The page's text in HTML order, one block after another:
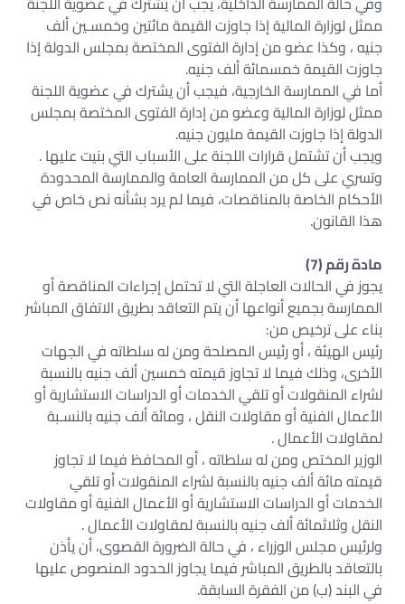
ممثل لوزارة المالية إذا جاوزت القيمة مائتين وخمسـين ألف
جنيه ، وكذا عضو من إدارة الفتوى المختصة بمجلس الدولة إذا
جاوزت القيمة خمسمائة ألف جنيه.
أما في الممارسة الخارجية، فيجب أن يشترك في عضوية اللجنة
ممثل لوزارة المالية وعضو من إدارة الفتوى المختصة بمجلس
الدولة إذا جاوزت القيمة مليون جنيه.
ويجب أن تشتمل قرارات اللجنة على الأسباب التي بنيت عليها .
وتسري على كل من الممارسة العامة والممارسة المحدودة
الأحكام الخاصة بالمناقصات، فيما لم يرد بشأنه نص خاص في
هذا القانون.
مادة رقم (7)
يجوز في الحالات العاجلة التي لا تحتمل إجراءات المناقصة أو
الممارسة بجميع أنواعها أن يتم التعاقد بطريق الاتفاق المباشر
بناء على ترخيص من:
رئيس الهيئة ، أو رئيس المصلحة ومن له سلطاته في الجهات
الأخرى، وذلك فيما لا تجاوز قيمته خمسين ألف جنيه بالنسبة
لشراء المنقولات أو تلقي الخدمات أو الدراسات الاستشارية أو
الأعمال الفنية أو مقاولات النقل ، ومائة ألف جنيه بالنسـبة
لمقاولات الأعمال .
الوزير المختص ومن له سلطاته ، أو المحافظ فيما لا تجاوز
قيمته مائة ألف جنيه بالنسبة لشراء المنقولات أو تلقي
الخدمات أو الدراسات الاستشارية أو الأعمال الفنية أو مقاولات
النقل وثلاثمائة ألف جنيه بالنسبة لمقاولات الأعمال .
ولرئيس مجلس الوزراء ، في حالة الضرورة القصوى، أن يأذن
بالتعاقد بالطريق المباشر فيما يجاوز الحدود المنصوص عليها
في البند (ب) من الفقرة السابقة.